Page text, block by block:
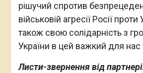
рішучий спротив
військовій агресії Росії проти
також свою солідарність з
України в цей важкий для нас
Листи-звернення від